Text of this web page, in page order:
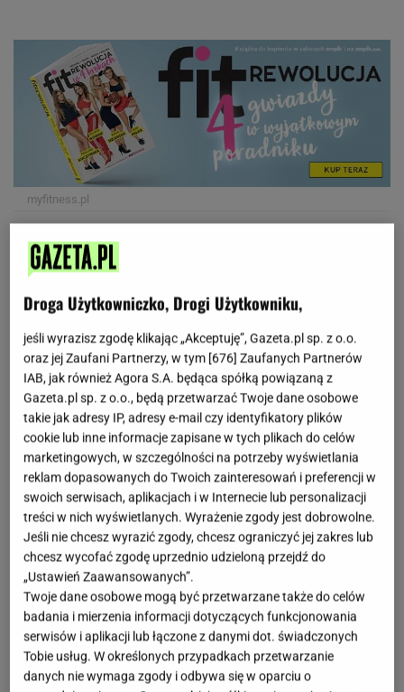
myfitness.pl
"Przepis na sukces Ewy Chodakowskiej" to trzecia
bestsellera "Zmień swoje życie z Ewą Chodakowską" i
dziennika fitness "Rok z Ewą Chodakowską"
opracowała kompleksowy poradnik dla osób, które
chcą żyć zdrowo na co dzień. "Przepis na sukces Ewy
Chodakowskiej" to jej recepta na zdrowy styl życia,
gwarantująca doskonałe samopoczucie i idealną
sylwetkę.
Książka poświęcona jest zasadom zdrowego stylu
życia i właściwego odżywiania. Odpowiednia dieta to
podstawowa inwestycja w nasze zdrowie. Dobrze
dobrana, pozwala nie rezygnować z tego, co lubimy i
cieszyć się jedzeniem, jednocześnie uczy nas zdrowych
nawyków żywieniowych. Zmiana sposobu odżywiania i
podejścia do jedzenia pozwalają osiągać lepsze wyniki
Droga Użytkowniczko, Drogi Użytkowniku,
jeśli wyrazisz zgodę klikając „Akceptuję”, Gazeta.pl sp. z o.o.
oraz jej Zaufani Partnerzy, w tym [676] Zaufanych Partnerów
IAB, jak również Agora S.A. będąca spółką powiązaną z
Gazeta.pl sp. z o.o., będą przetwarzać Twoje dane osobowe
takie jak adresy IP, adresy e-mail czy identyfikatory plików
cookie lub inne informacje zapisane w tych plikach do celów
marketingowych, w szczególności na potrzeby wyświetlania
reklam dopasowanych do Twoich zainteresowań i preferencji w
swoich serwisach, aplikacjach i w Internecie lub personalizacji
treści w nich wyświetlanych. Wyrażenie zgody jest dobrowolne.
Jeśli nie chcesz wyrazić zgody, chcesz ograniczyć jej zakres lub
chcesz wycofać zgodę uprzednio udzieloną przejdź do
„Ustawień Zaawansowanych”.
Twoje dane osobowe mogą być przetwarzane także do celów
badania i mierzenia informacji dotyczących funkcjonowania
serwisów i aplikacji lub łączone z danymi dot. świadczonych
Tobie usług. W określonych przypadkach przetwarzanie
danych nie wymaga zgody i odbywa się w oparciu o